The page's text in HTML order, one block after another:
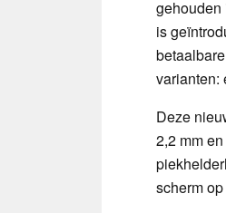
gehouden
is
varianten:
Deze
2,2 mm
scherm